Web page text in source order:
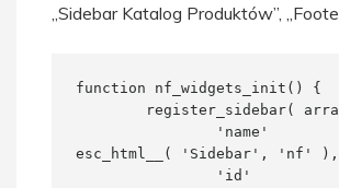
„Sidebar Katalog Produktów”,
function nf_widgets_init() {
esc_html__( 'Sidebar', 'nf' ),